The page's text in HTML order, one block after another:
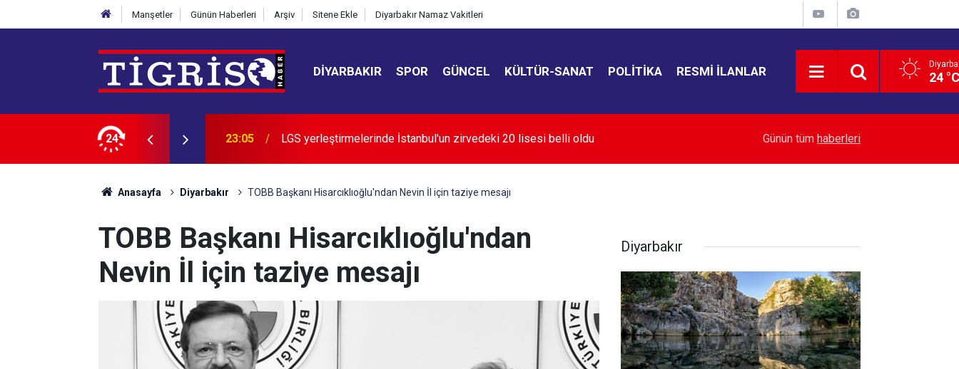
Manşetler Günün Haberleri Arşiv Sitene Ekle Diyarbakır Namaz Vakitleri
DIYARBAKIR SPOR GÜNCEL KÜLTÜR-SANAT POLITIKA RESMI İLANLAR 24
24
zirvedeki 20 lisesi belli oldu 22:28 İran: Boğaz'ın açılması ABD'nin tutumuna bağlı Bahçelievler'de 4 katlı bina çöktü
Günün tüm haberleri
Anasayfa Diyarbakır TOBB Başkanı Hisarcıklıoğlu'ndan Nevin İl için taziye mesajı
TOBB Başkanı Hisarcıklıoğlu'ndan
Nevin İl için taziye mesajı
Diyarbakır